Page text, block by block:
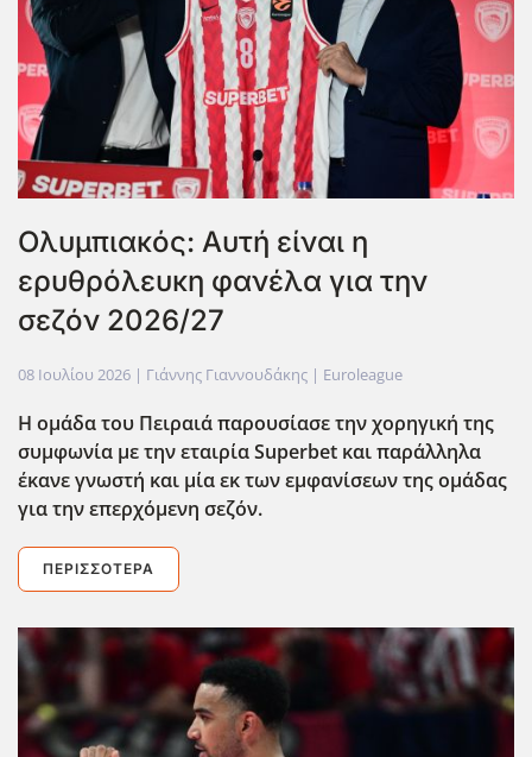
Ολυμπιακός: Αυτή είναι η
ερυθρόλευκη φανέλα για την
σεζόν 2026/27
08 Ιουλίου 2026 | Γιάννης Γιαννουδάκης | Euroleague
Η ομάδα του Πειραιά παρουσίασε την χορηγική της
συμφωνία με την εταιρία Superbet και παράλληλα
έκανε γνωστή και μία εκ των εμφανίσεων της ομάδας
για την επερχόμενη σεζόν.
ΠΕΡΙΣΣΌΤΕΡΑ